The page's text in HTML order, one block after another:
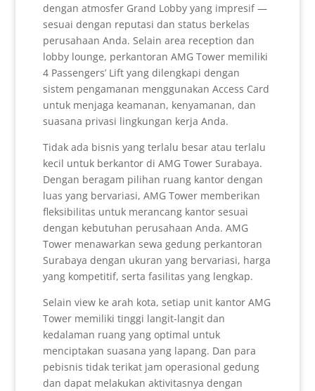
dengan atmosfer Grand Lobby yang impresif —
sesuai dengan reputasi dan status berkelas
perusahaan Anda. Selain area reception dan
lobby lounge, perkantoran AMG Tower memiliki
4 Passengers’ Lift yang dilengkapi dengan
sistem pengamanan menggunakan Access Card
untuk menjaga keamanan, kenyamanan, dan
suasana privasi lingkungan kerja Anda.
Tidak ada bisnis yang terlalu besar atau terlalu
kecil untuk berkantor di AMG Tower Surabaya.
Dengan beragam pilihan ruang kantor dengan
luas yang bervariasi, AMG Tower memberikan
fleksibilitas untuk merancang kantor sesuai
dengan kebutuhan perusahaan Anda. AMG
Tower menawarkan sewa gedung perkantoran
Surabaya dengan ukuran yang bervariasi, harga
yang kompetitif, serta fasilitas yang lengkap.
Selain view ke arah kota, setiap unit kantor AMG
Tower memiliki tinggi langit-langit dan
kedalaman ruang yang optimal untuk
menciptakan suasana yang lapang. Dan para
pebisnis tidak terikat jam operasional gedung
dan dapat melakukan aktivitasnya dengan